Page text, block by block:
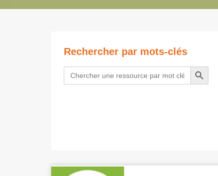
Rechercher par mots-clés
Search
for:
Search Button